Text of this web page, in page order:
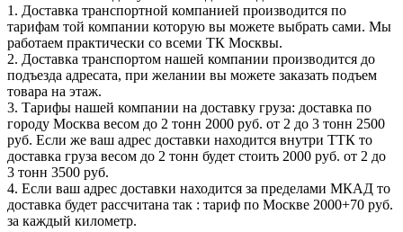
1. Доставка транспортной компанией производится по
тарифам той компании которую вы можете выбрать сами. Мы
работаем практически со всеми ТК Москвы.
2. Доставка транспортом нашей компании производится до
подъезда адресата, при желании вы можете заказать подъем
товара на этаж.
3. Тарифы нашей компании на доставку груза: доставка по
городу Москва весом до 2 тонн 2000 руб. от 2 до 3 тонн 2500
руб. Если же ваш адрес доставки находится внутри ТТК то
доставка груза весом до 2 тонн будет стоить 2000 руб. от 2 до
3 тонн 3500 руб.
4. Если ваш адрес доставки находится за пределами МКАД то
доставка будет рассчитана так : тариф по Москве 2000+70 руб.
за каждый километр.